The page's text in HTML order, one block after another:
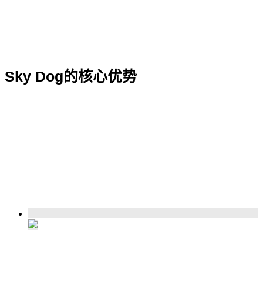
Sky Dog的核心优势